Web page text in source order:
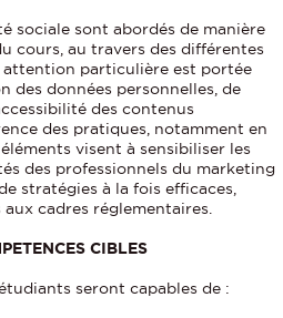
sociale sont abordés de manière
cours, au travers des différentes
attention particulière est portée
des données personnelles, de
des contenus
des pratiques, notamment en
visent à sensibiliser les
des professionnels du marketing
stratégies à la fois efficaces,
cadres réglementaires.
CIBLES
seront capables de :